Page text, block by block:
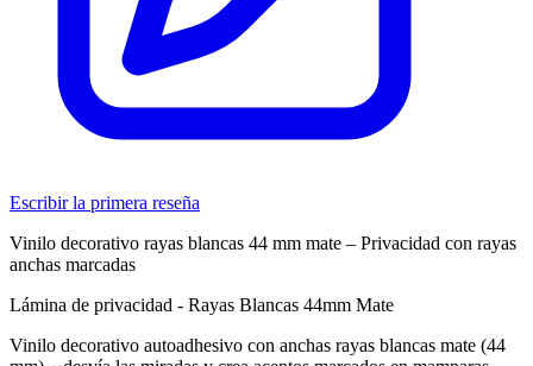
Escribir la primera reseña
Vinilo decorativo rayas blancas 44 mm mate – Privacidad con rayas
anchas marcadas
Lámina de privacidad - Rayas Blancas 44mm Mate
Vinilo decorativo autoadhesivo con anchas rayas blancas mate (44